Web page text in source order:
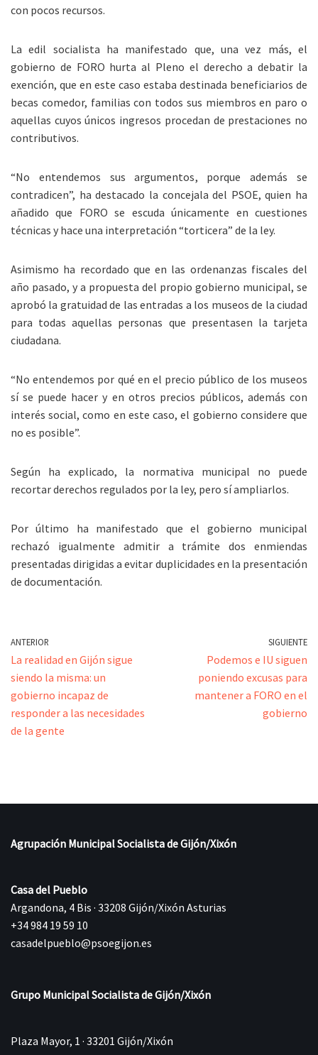
con pocos recursos.
La edil socialista ha manifestado que, una vez más, el
gobierno de FORO hurta al Pleno el derecho a debatir la
exención, que en este caso estaba destinada beneficiarios de
becas comedor, familias con todos sus miembros en paro o
aquellas cuyos únicos ingresos procedan de prestaciones no
contributivos.
“No entendemos sus argumentos, porque además se
contradicen”, ha destacado la concejala del PSOE, quien ha
añadido que FORO se escuda únicamente en cuestiones
técnicas y hace una interpretación “torticera” de la ley.
Asimismo ha recordado que en las ordenanzas fiscales del
año pasado, y a propuesta del propio gobierno municipal, se
aprobó la gratuidad de las entradas a los museos de la ciudad
para todas aquellas personas que presentasen la tarjeta
ciudadana.
“No entendemos por qué en el precio público de los museos
sí se puede hacer y en otros precios públicos, además con
interés social, como en este caso, el gobierno considere que
no es posible”.
Según ha explicado, la normativa municipal no puede
recortar derechos regulados por la ley, pero sí ampliarlos.
Por último ha manifestado que el gobierno municipal
rechazó igualmente admitir a trámite dos enmiendas
presentadas dirigidas a evitar duplicidades en la presentación
de documentación.
ANTERIOR
La realidad en Gijón sigue
siendo la misma: un
gobierno incapaz de
responder a las necesidades
de la gente
SIGUIENTE
Podemos e IU siguen
poniendo excusas para
mantener a FORO en el
gobierno
Agrupación Municipal Socialista de Gijón/Xixón
Casa del Pueblo
Argandona, 4 Bis · 33208 Gijón/Xixón Asturias
+34 984 19 59 10
casadelpueblo@psoegijon.es
Grupo Municipal Socialista de Gijón/Xixón
Plaza Mayor, 1 · 33201 Gijón/Xixón